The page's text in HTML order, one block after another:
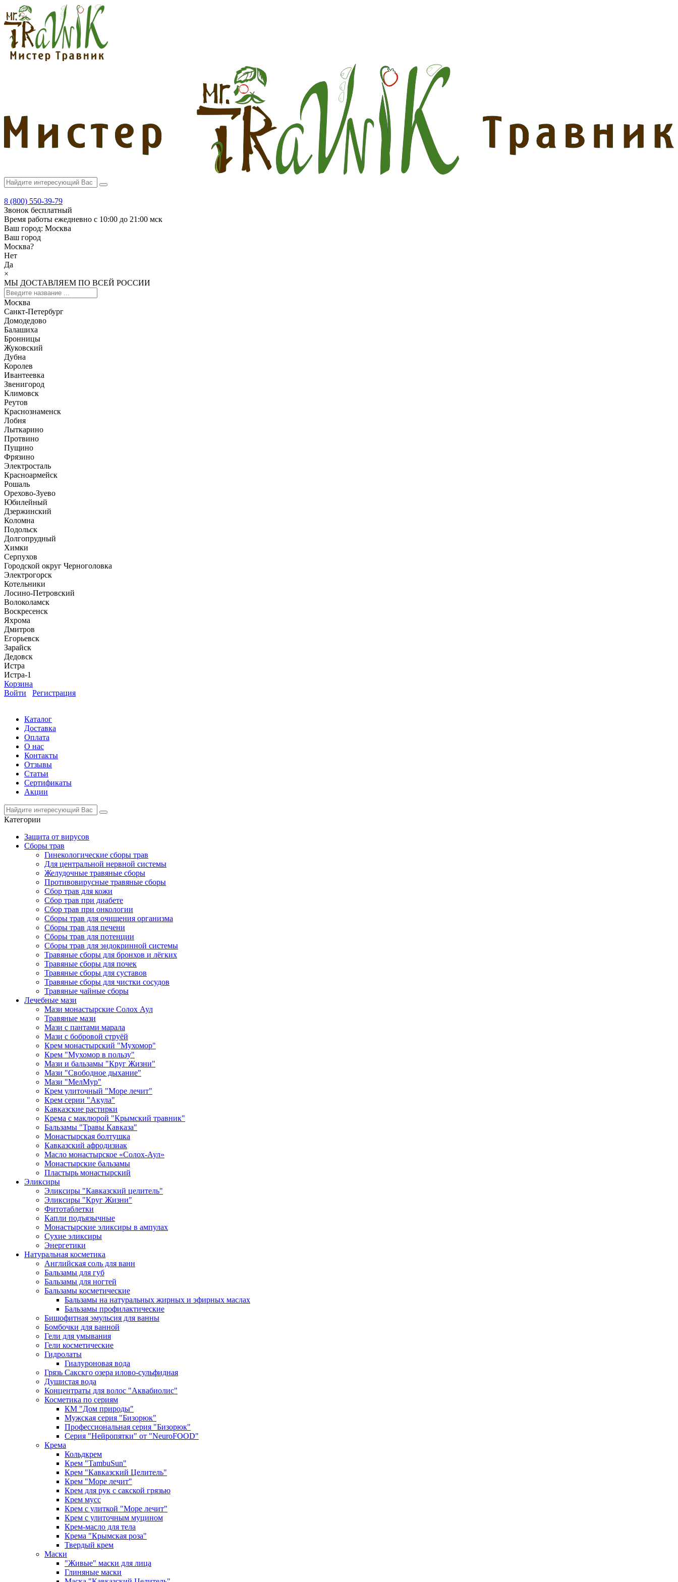
8 (800) 550-39-79
Звонок бесплатный
Время работы ежедневно с 10:00 до 21:00 мск
Ваш город: Москва
Ваш город
Москва?
Нет
Да
×
МЫ ДОСТАВЛЯЕМ ПО ВСЕЙ РОССИИ
Москва
Санкт-Петербург
Домодедово
Балашиха
Бронницы
Жуковский
Дубна
Королев
Ивантеевка
Звенигород
Климовск
Реутов
Краснознаменск
Лобня
Лыткарино
Протвино
Пущино
Фрязино
Электросталь
Красноармейск
Рошаль
Орехово-Зуево
Юбилейный
Дзержинский
Коломна
Подольск
Долгопрудный
Химки
Серпухов
Городской округ Черноголовка
Электрогорск
Котельники
Лосино-Петровский
Волоколамск
Воскресенск
Яхрома
Дмитров
Егорьевск
Зарайск
Дедовск
Истра
Истра-1
Корзина
Войти
Регистрация
Каталог
Доставка
Оплата
О нас
Контакты
Отзывы
Статьи
Сертификаты
Акции
Категории
Защита от вирусов
Сборы трав
Гинекологические сборы трав
Для центральной нервной системы
Желудочные травяные сборы
Противовирусные травяные сборы
Сбор трав для кожи
Сбор трав при диабете
Сбор трав при онкологии
Сборы трав для очищения организма
Сборы трав для печени
Сборы трав для потенции
Сборы трав для эндокринной системы
Травяные сборы для бронхов и лёгких
Травяные сборы для почек
Травяные сборы для суставов
Травяные сборы для чистки сосудов
Травяные чайные сборы
Лечебные мази
Мази монастырские Солох Аул
Травяные мази
Мази с пантами марала
Мази с бобровой струёй
Крем монастырский "Мухомор"
Крем "Мухомор в пользу"
Мази и бальзамы "Круг Жизни"
Мази "Свободное дыхание"
Мази "МелМур"
Крем улиточный "Море лечит"
Крем серии "Акула"
Кавказские растирки
Крема с маклюрой "Крымский травник"
Бальзамы "Травы Кавказа"
Монастырская болтушка
Кавказский афродизиак
Масло монастырское «Солох-Аул»
Монастырские бальзамы
Пластырь монастырский
Эликсиры
Эликсиры "Кавказский целитель"
Эликсиры "Круг Жизни"
Фитотаблетки
Капли подъязычные
Монастырские эликсиры в ампулах
Сухие эликсиры
Энергетики
Натуральная косметика
Английская соль для ванн
Бальзамы для губ
Бальзамы для ногтей
Бальзамы косметические
Бальзамы на натуральных жирных и эфирных маслах
Бальзамы профилактические
Бишофитная эмульсия для ванны
Бомбочки для ванной
Гели для умывания
Гели косметические
Гидролаты
Гиалуроновая вода
Грязь Сакскго озера илово-сульфидная
Душистая вода
Концентраты для волос "Аквабиолис"
Косметика по сериям
КМ "Дом природы"
Мужская серия "Бизорюк"
Профессиональная серия "Бизорюк"
Серия "Нейропятки" от "NeuroFOOD"
Крема
Кольдкрем
Крем "TambuSun"
Крем "Кавказский Целитель"
Крем "Море лечит"
Крем для рук с сакской грязью
Крем мусс
Крем с улиткой "Море лечит"
Крем с улиточным муцином
Крем-масло для тела
Крема "Крымская роза"
Твердый крем
Маски
"Живые" маски для лица
Глиняные маски